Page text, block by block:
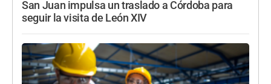
San Juan impulsa un traslado a Córdoba para
seguir la visita de León XIV